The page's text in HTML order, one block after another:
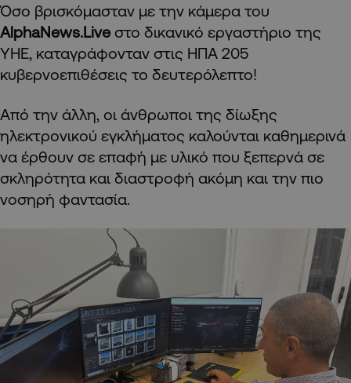
Όσο βρισκόμασταν με την κάμερα του
AlphaNews.Liveστο δικανικό εργαστήριο της
ΥΗΕ, καταγράφονταν στις ΗΠΑ 205
κυβερνοεπιθέσεις το δευτερόλεπτο!
Από την άλλη, οι άνθρωποι της δίωξης
ηλεκτρονικού εγκλήματος καλούνται καθημερινά
να έρθουν σε επαφή με υλικό που ξεπερνά σε
σκληρότητα και διαστροφή ακόμη και την πιο
νοσηρή φαντασία.